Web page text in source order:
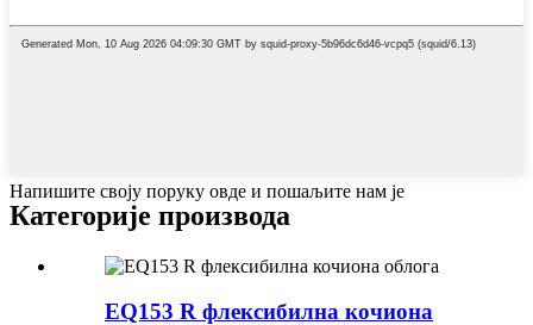
Напишите своју поруку овде и пошаљите нам је
Категорије производа
EQ153 R флексибилна кочиона